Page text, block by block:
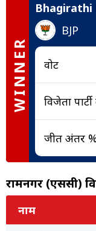
WINNER
Bhagirathi
BJP
वोट
विजेता
जीत अंतर
रामनगर (एससी)
नाम